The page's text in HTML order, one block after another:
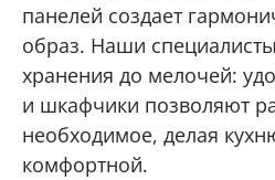
панелей создает
образ. Наши
хранения до мелочей:
и шкафчики позволяют
необходимое, делая
комфортной.